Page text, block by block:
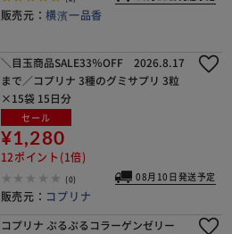
販売元：横濱一品香
＼目玉商品SALE33％OFF 2026.8.17
まで／コプリナ 3種のグミサプリ 3粒
×15袋 15日分
セール
¥1,280
12ポイント(1倍)
(0) 08月10日発送予定
販売元： コプリナ
コプリナ ぷるぷるコラーゲンゼリー